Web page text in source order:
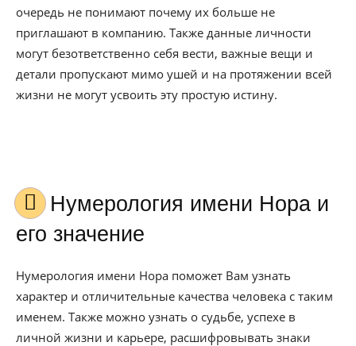
очередь не понимают почему их больше не
приглашают в компанию. Также данные личности
могут безответственно себя вести, важные вещи и
детали пропускают мимо ушей и на протяжении всей
жизни не могут усвоить эту простую истину.
Нумерология имени Нора и
его значение
Нумерология имени Нора поможет Вам узнать
характер и отличительные качества человека с таким
именем. Также можно узнать о судьбе, успехе в
личной жизни и карьере, расшифровывать знаки